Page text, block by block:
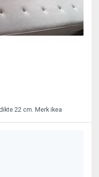
22 cm. Merk ikea